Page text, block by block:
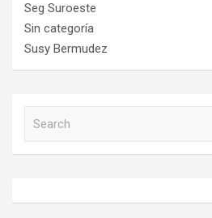
Seg Suroeste
Sin categoría
Susy Bermudez
h